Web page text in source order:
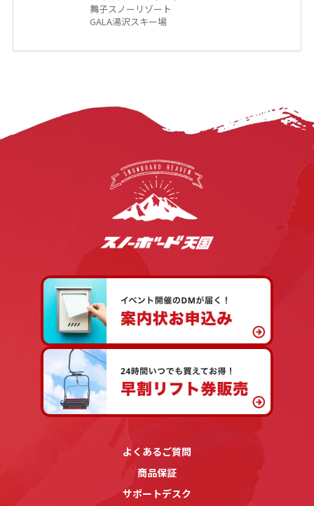
舞子スノーリゾート
GALA湯沢スキー場
よくあるご質問
商品保証
サポートデスク